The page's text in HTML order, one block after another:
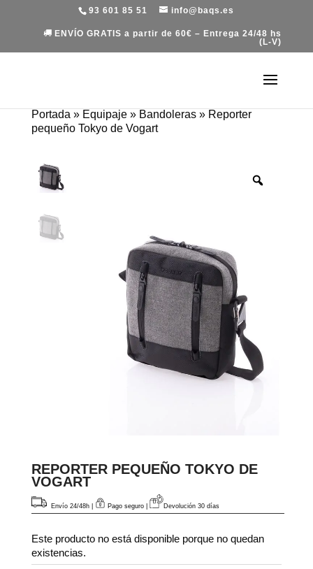
93 601 85 51 info@baqs.es
ENVÍO GRATIS a partir de 60€ – Entrega 24/48 hs
(L-V)
Portada » Equipaje» Bandoleras» Reporter
pequeño Tokyo de Vogart
REPORTER PEQUEÑO TOKYO DE
VOGART
Envío 24/48h| Pago seguro | Devolución 30 días
Este producto no está disponible porque no quedan
existencias.